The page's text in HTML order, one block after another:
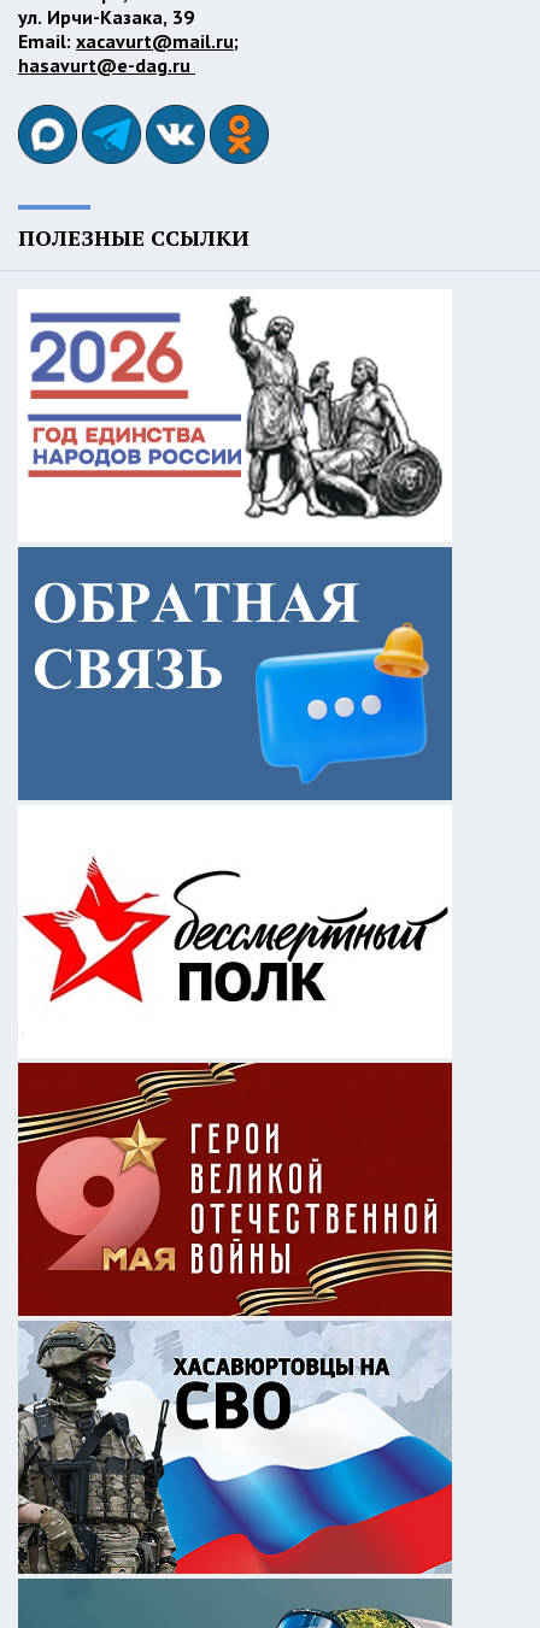
ул. Ирчи-Казака, 39
Email: xacavurt@mail.ru;
hasavurt@e-dag.ru
ПОЛЕЗНЫЕ ССЫЛКИ